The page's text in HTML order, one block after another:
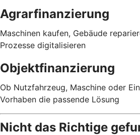
Agrarfinanzierung
Maschinen kaufen, Gebäude
Prozesse digitalisieren
Objektfinanzierung
Ob Nutzfahrzeug, Maschine oder
Vorhaben die passende Lösung
Nicht das Richtige